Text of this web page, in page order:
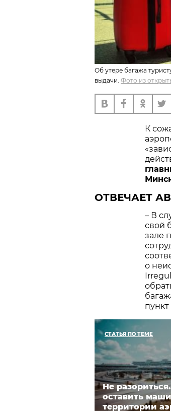
Об утере багажа
выдачи. Фото из
К
ОТВЕЧАЕТ
– В
свой
зале
о
СТАТЬЯ ПО ТЕМЕ
Не
оставить
территории